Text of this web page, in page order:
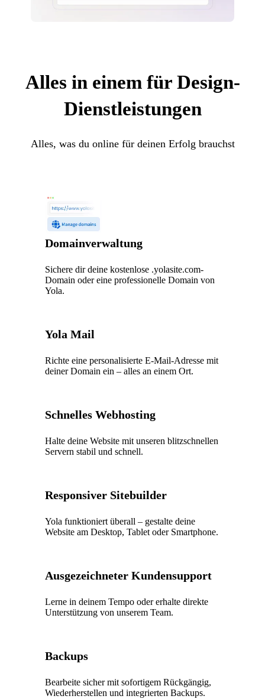
Alles in einem für Design-
Dienstleistungen
Alles, was du online für deinen Erfolg brauchst
Domainverwaltung
Sichere dir deine kostenlose .yolasite.com-
Domain oder eine professionelle Domain von
Yola.
Yola Mail
Richte eine personalisierte E-Mail-Adresse mit
deiner Domain ein – alles an einem Ort.
Schnelles Webhosting
Halte deine Website mit unseren blitzschnellen
Servern stabil und schnell.
Responsiver Sitebuilder
Yola funktioniert überall – gestalte deine
Website am Desktop, Tablet oder Smartphone.
Ausgezeichneter Kundensupport
Lerne in deinem Tempo oder erhalte direkte
Unterstützung von unserem Team.
Backups
Bearbeite sicher mit sofortigem Rückgängig,
Wiederherstellen und integrierten Backups.